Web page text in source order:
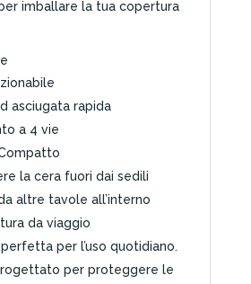
imballare la tua copertura
asciugata rapida
a 4 vie
la cera fuori dai sedili
altre tavole all’interno
da viaggio
per l’uso quotidiano.
per proteggere le